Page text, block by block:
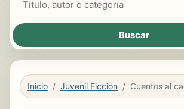
Inicio Juvenil Ficción Cuentos al